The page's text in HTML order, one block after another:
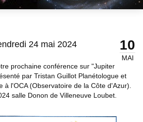
10
MAI
24 mai 2024
prochaine conférence sur "Jupiter
par Tristan Guillot Planétologue et
à l'OCA (Observatoire de la Côte d'Azur).
salle Donon de Villeneuve Loubet.